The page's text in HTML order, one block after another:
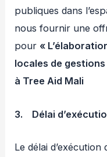
publiques dans
nous fournir une
pour «
locales de
à Tree Aid Mali
3. Délai
Le délai d’exécution